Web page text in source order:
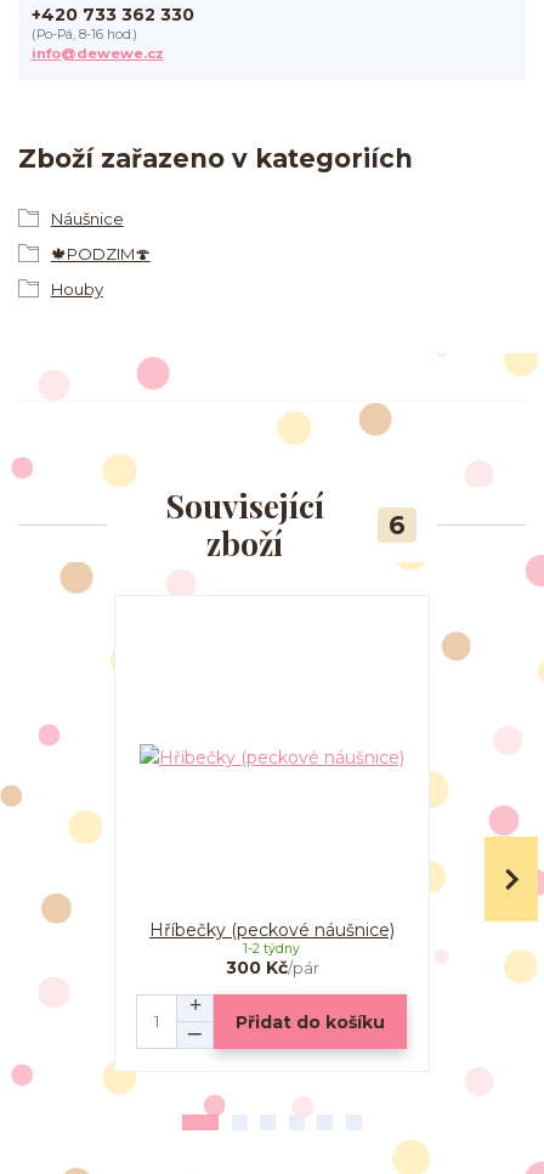
Zboží zařazeno v kategoriích
Náušnice
🍁PODZIM🍄
Houby
+420 733 362 330
(Po-Pá, 8-16 hod.)
info@dewewe.cz
Související
zboží
6
Hříbečky (peckové náušnice)
300 Kč/pár
1-2 týdny
Přidat do košíku